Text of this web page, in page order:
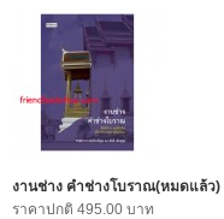
งานช่าง คำช่างโบราณ(หมดแล้ว)
ราคาปกติ 495.00 บาท